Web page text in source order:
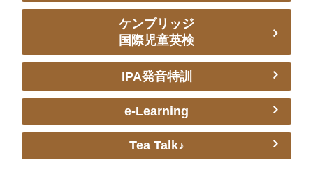
ケンブリッジ
国際児童英検
IPA発音特訓
e-Learning
Tea Talk♪